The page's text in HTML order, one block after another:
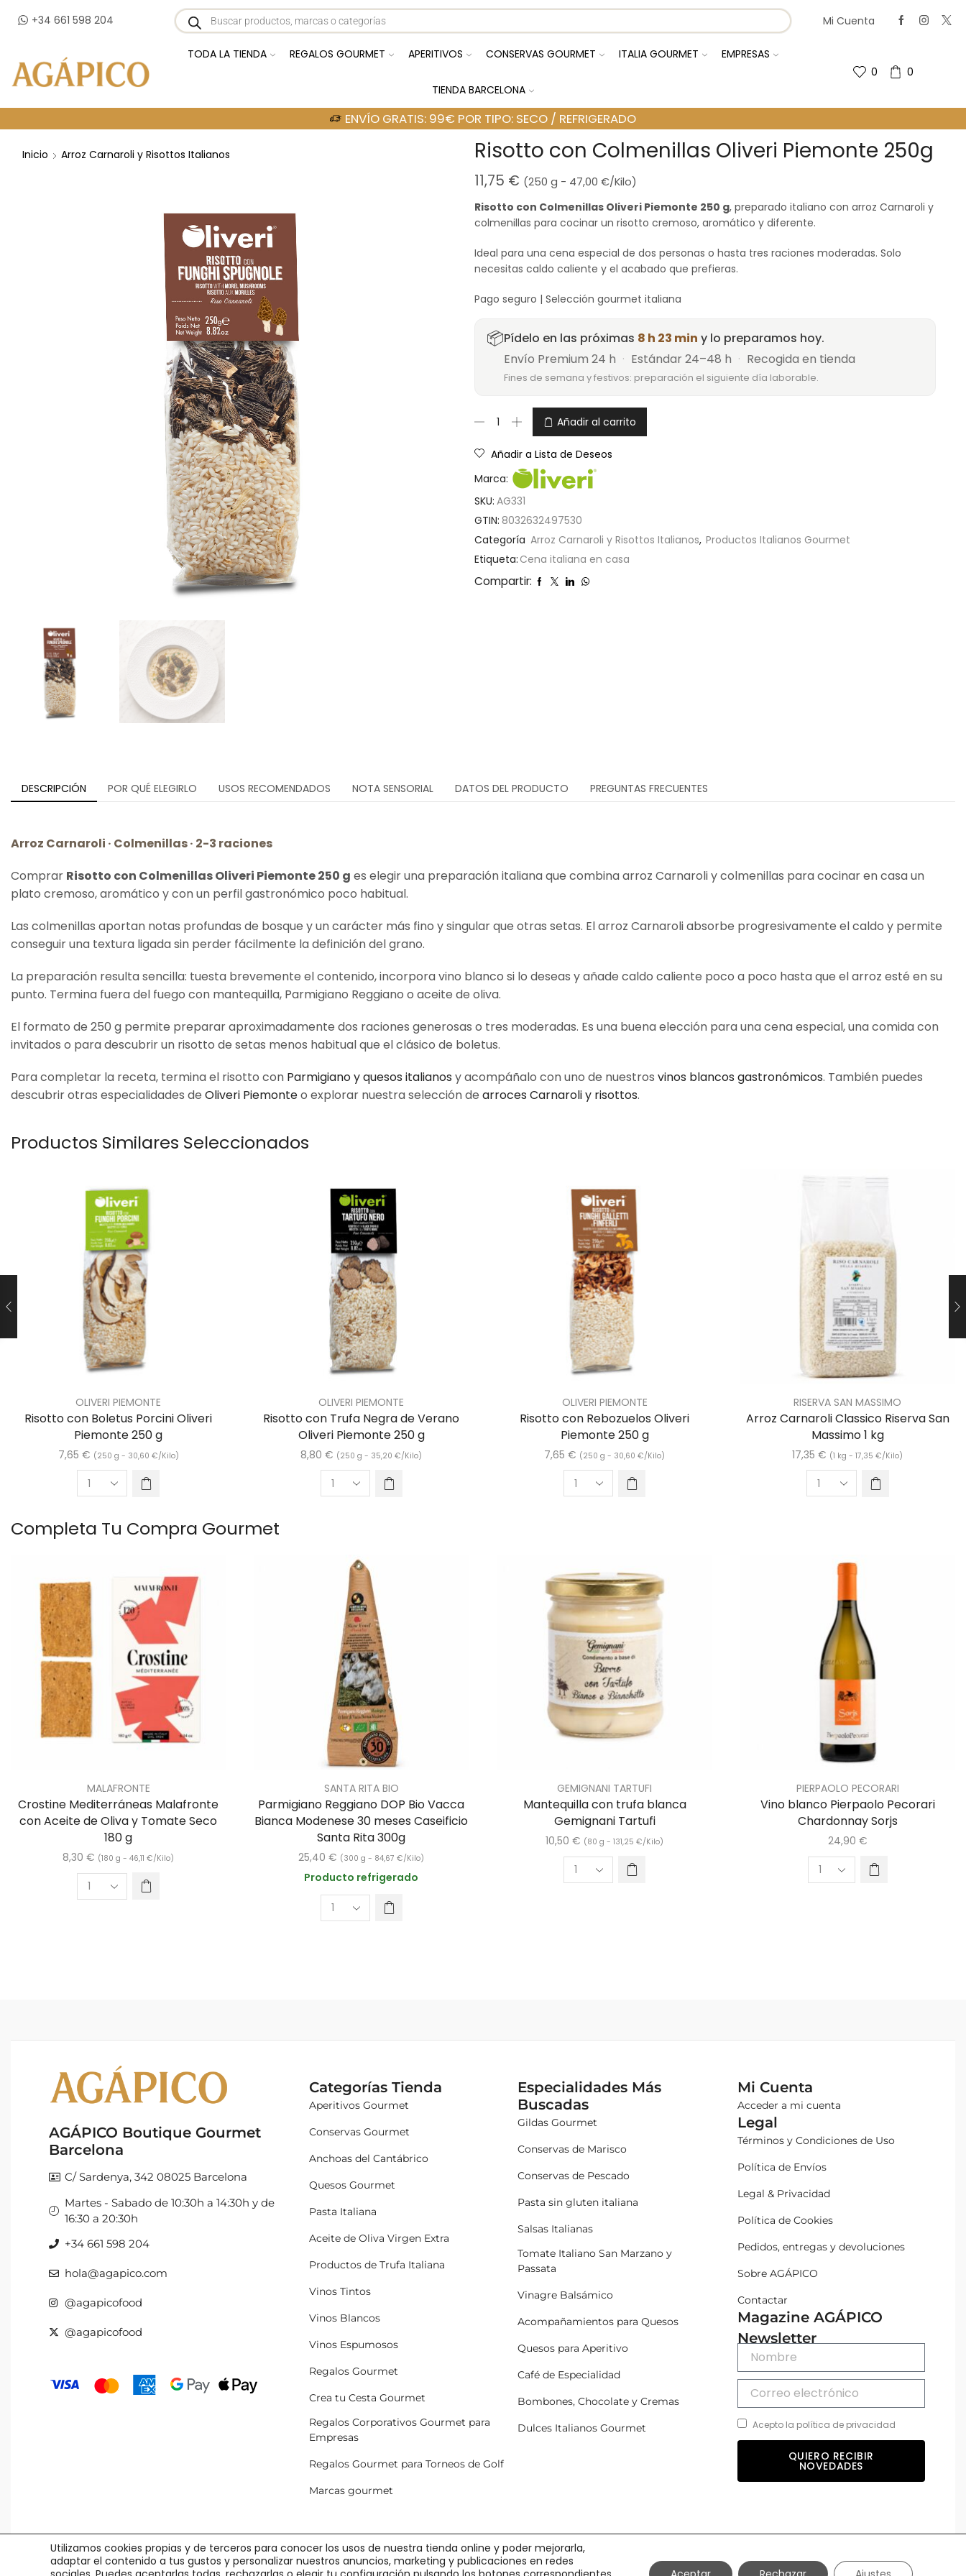
+34 661 598 204 Mi Cuenta
TODA LA TIENDA REGALOS GOURMET APERITIVOS CONSERVAS GOURMET ITALIA GOURMET EMPRESAS
TIENDA BARCELONA
0 0
ENVÍO GRATIS: 99€ POR TIPO: SECO / REFRIGERADO
Inicio Arroz Carnaroli y Risottos Italianos Risotto con Colmenillas Oliveri Piemonte 250g
11,75 € (250 g - 47,00€/Kilo)
Risotto con Colmenillas Oliveri Piemonte 250 g, preparado italiano con arroz Carnaroli y
colmenillas para cocinar un risotto cremoso, aromático y diferente.
Ideal para una cena especial de dos personas o hasta tres raciones moderadas. Solo
necesitas caldo caliente y el acabado que prefieras.
Pago seguro | Selección gourmet italiana
📦Pídelo en las próximas 8 h 23 min y lo preparamos hoy.
Envío Premium 24 h · Estándar 24–48 h · Recogida en tienda
Fines de semana y festivos: preparación el siguiente día laborable.
Añadir al carrito
Añadir a Lista de Deseos
Marca:
SKU: AG331
GTIN: 8032632497530
Categoría Arroz Carnaroli y Risottos Italianos, Productos Italianos Gourmet
Etiqueta: Cena italiana en casa
Compartir:
DESCRIPCIÓN POR QUÉ ELEGIRLO USOS RECOMENDADOS NOTA SENSORIAL DATOS DEL PRODUCTO PREGUNTAS FRECUENTES
Arroz Carnaroli · Colmenillas · 2-3 raciones
Comprar Risotto con Colmenillas Oliveri Piemonte 250 g es elegir una preparación italiana que combina arroz Carnaroli y colmenillas para cocinar en casa un
plato cremoso, aromático y con un perfil gastronómico poco habitual.
Las colmenillas aportan notas profundas de bosque y un carácter más fino y singular que otras setas. El arroz Carnaroli absorbe progresivamente el caldo y permite
conseguir una textura ligada sin perder fácilmente la definición del grano.
La preparación resulta sencilla: tuesta brevemente el contenido, incorpora vino blanco si lo deseas y añade caldo caliente poco a poco hasta que el arroz esté en su
punto. Termina fuera del fuego con mantequilla, Parmigiano Reggiano o aceite de oliva.
El formato de 250 g permite preparar aproximadamente dos raciones generosas o tres moderadas. Es una buena elección para una cena especial, una comida con
invitados o para descubrir un risotto de setas menos habitual que el clásico de boletus.
Para completar la receta, termina el risotto con Parmigiano y quesos italianos y acompáñalo con uno de nuestros vinos blancos gastronómicos. También puedes
descubrir otras especialidades de Oliveri Piemonteo explorar nuestra selección de arroces Carnaroli y risottos.
Productos Similares Seleccionados
OLIVERI PIEMONTE
Risotto con Boletus Porcini Oliveri
Piemonte 250 g
7,65 € (250 g - 30,60 €/Kilo)
OLIVERI PIEMONTE
Risotto con Trufa Negra de Verano
Oliveri Piemonte 250 g
8,80€ (250 g - 35,20€/Kilo)
OLIVERI PIEMONTE
Risotto con Rebozuelos Oliveri
Piemonte 250 g
7,65€ (250 g - 30,60€/Kilo)
RISERVA SAN MASSIMO
Arroz Carnaroli Classico Riserva San
Massimo 1 kg
17,35€ (1 kg -17,35€/Kilo)
Completa Tu Compra Gourmet
MALAFRONTE
Crostine Mediterráneas Malafronte
con Aceite de Oliva y Tomate Seco
180 g
8,30€ (180 g -46,11€/Kilo)
SANTA RITA BIO
Parmigiano Reggiano DOP Bio Vacca
Bianca Modenese 30 meses Caseificio
Santa Rita 300g
25,40€ (300 g - 84,67€/Kilo)
Producto refrigerado
GEMIGNANI TARTUFI
Mantequilla con trufa blanca
Gemignani Tartufi
10,50€ (80 g -131,25€/Kilo)
PIERPAOLO PECORARI
Vino blanco Pierpaolo Pecorari
Chardonnay Sorjs
24,90 €
AGÁPICO Boutique Gourmet
Barcelona
C/ Sardenya, 342 08025 Barcelona
Martes - Sabado de 10:30h a 14:30h y de
16:30 a 20:30h
+34 661 598 204
hola@agapico.com
@agapicofood
@agapicofood
Categorías Tienda
Aperitivos Gourmet
Conservas Gourmet
Anchoas del Cantábrico
Quesos Gourmet
Pasta Italiana
Aceite de Oliva Virgen Extra
Productos de Trufa Italiana
Vinos Tintos
Vinos Blancos
Vinos Espumosos
Regalos Gourmet
Crea tu Cesta Gourmet
Regalos Corporativos Gourmet para
Empresas
Regalos Gourmet para Torneos de Golf
Marcas gourmet
Especialidades Más
Buscadas
Gildas Gourmet
Conservas de Marisco
Conservas de Pescado
Pasta sin gluten italiana
Salsas Italianas
Tomate Italiano San Marzano y
Passata
Vinagre Balsámico
Acompañamientos para Quesos
Quesos para Aperitivo
Café de Especialidad
Bombones, Chocolate y Cremas
Dulces Italianos Gourmet
Mi Cuenta
Acceder a mi cuenta
Legal
Términos y Condiciones de Uso
Política de Envíos
Legal & Privacidad
Política de Cookies
Pedidos, entregas y devoluciones
Sobre AGÁPICO
Contactar
Magazine AGÁPICO
Newsletter
Acepto la política de privacidad
QUIERO RECIBIR
NOVEDADES
Utilizamos cookies propias y de terceros para conocer los usos de nuestra tienda online y poder mejorarla,
adaptar el contenido a tus gustos y personalizar nuestros anuncios, marketing y publicaciones en redes